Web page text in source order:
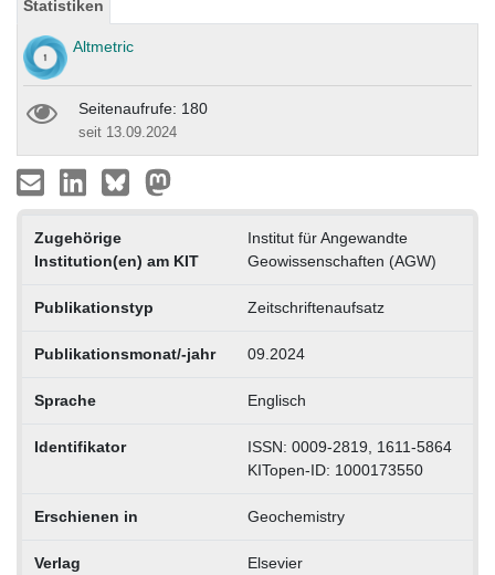
Statistiken
Altmetric
Seitenaufrufe: 180
seit 13.09.2024
Zugehörige
Institution(en) am KIT
Institut für Angewandte
Geowissenschaften (AGW)
Publikationstyp Zeitschriftenaufsatz
Publikationsmonat/-jahr 09.2024
Sprache Englisch
Identifikator
ISSN: 0009-2819, 1611-5864
KITopen-ID: 1000173550
Erschienen in Geochemistry
Verlag Elsevier